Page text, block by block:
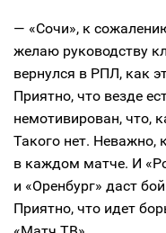
— «Сочи», к
желаю руководству
вернулся в РПЛ, как
Приятно, что везде
немотивирован, что,
Такого нет. Неважно,
в каждом матче. И
и «Оренбург» даст
Приятно, что идет